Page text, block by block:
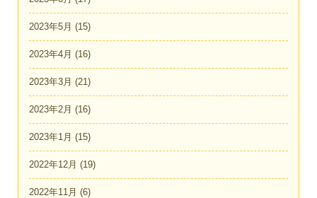
2023年5月 (15)
2023年4月 (16)
2023年3月 (21)
2023年2月 (16)
2023年1月 (15)
2022年12月 (19)
2022年11月 (6)